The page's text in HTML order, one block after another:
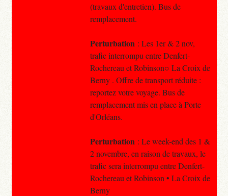
(travaux d'entretien). Bus de
remplacement.
Perturbation : Les 1er & 2 nov,
trafic interrompu entre Denfert-
Rochereau et Robinson○ La Croix de
Berny . Offre de transport réduite :
reportez votre voyage. Bus de
remplacement mis en place à Porte
d'Orléans.
Perturbation : Le week-end des 1 &
2 novembre, en raison de travaux, le
trafic sera interrompu entre Denfert-
Rochereau et Robinson • La Croix de
Berny